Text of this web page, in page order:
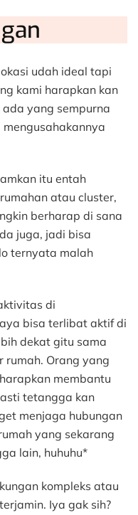
udah ideal tapi
kami harapkan kan
ada yang sempurna
itu entah
atau cluster,
berharap di sana
juga, jadi bisa
ternyata malah
di
bisa terlibat aktif di
dekat gitu sama
Orang yang
membantu
tetangga kan
menjaga hubungan
yang sekarang
lain, huhuhu*
kompleks atau
Iya gak sih?